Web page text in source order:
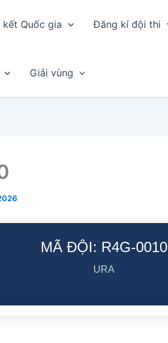
kết Quốc gia Đăng kí đội thi
Giải vùng
MÃ ĐỘI: R4G-0010
URA